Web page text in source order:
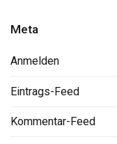
Meta
Anmelden
Eintrags-Feed
Kommentar-Feed